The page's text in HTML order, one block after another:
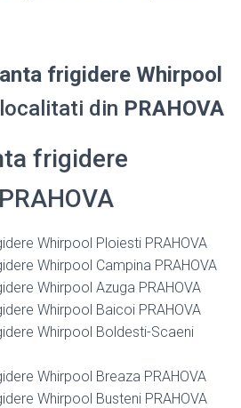
frigidere Whirpool
din PRAHOVA
frigidere
Whirpool Ploiesti PRAHOVA
Whirpool Campina PRAHOVA
Whirpool Azuga PRAHOVA
Whirpool Baicoi PRAHOVA
Whirpool Boldesti-Scaeni
Whirpool Breaza PRAHOVA
Whirpool Busteni PRAHOVA